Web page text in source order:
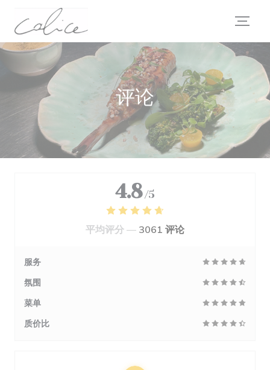
Cookie管理面板
评论
4.8 /5
平均评分 — 3061 评论
服务
氛围
菜单
质价比